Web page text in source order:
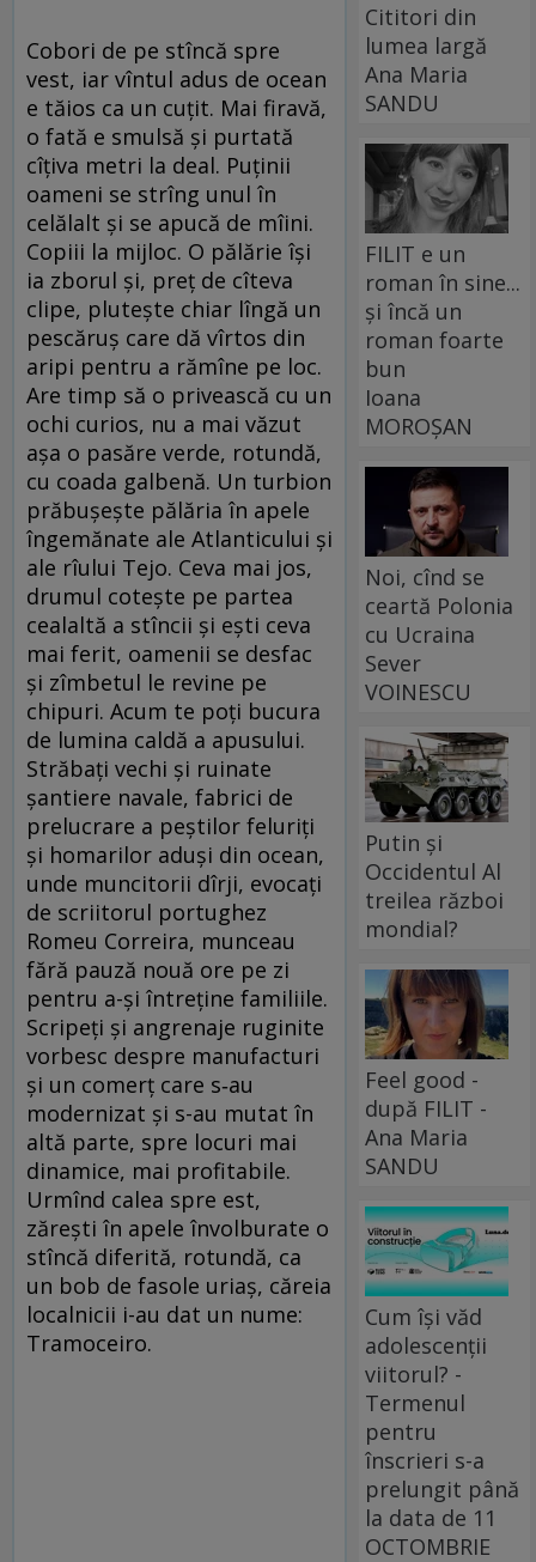
Cobori de pe stîncă spre
vest, iar vîntul adus de ocean
e tăios ca un cuțit. Mai firavă,
o fată e smulsă și purtată
cîțiva metri la deal. Puținii
oameni se strîng unul în
celălalt și se apucă de mîini.
Copiii la mijloc. O pălărie își
ia zborul și, preț de cîteva
clipe, plutește chiar lîngă un
pescăruș care dă vîrtos din
aripi pentru a rămîne pe loc.
Are timp să o privească cu un
ochi curios, nu a mai văzut
așa o pasăre verde, rotundă,
cu coada galbenă. Un turbion
prăbușește pălăria în apele
îngemănate ale Atlanticului și
ale rîului Tejo. Ceva mai jos,
drumul cotește pe partea
cealaltă a stîncii și ești ceva
mai ferit, oamenii se desfac
și zîmbetul le revine pe
chipuri. Acum te poți bucura
de lumina caldă a apusului.
Străbați vechi și ruinate
șantiere navale, fabrici de
prelucrare a peștilor feluriți
și homarilor aduși din ocean,
unde muncitorii dîrji, evocați
de scriitorul portughez
Romeu Correira, munceau
fără pauză nouă ore pe zi
pentru a-și întreține familiile.
Scripeți și angrenaje ruginite
vorbesc despre manufacturi
și un comerț care s‑au
modernizat și s-au mutat în
altă parte, spre locuri mai
dinamice, mai profitabile.
Urmînd calea spre est,
zărești în apele învolburate o
stîncă diferită, rotundă, ca
un bob de fasole uriaș, căreia
localnicii i-au dat un nume:
Tramoceiro.
Cititori din
lumea largă
Ana Maria
SANDU
FILIT e un
roman în sine...
și încă un
roman foarte
bun
Ioana
MOROȘAN
Noi, cînd se
ceartă Polonia
cu Ucraina
Sever
VOINESCU
Putin și
Occidentul Al
treilea război
mondial?
Feel good -
după FILIT -
Ana Maria
SANDU
Cum își văd
adolescenții
viitorul? -
Termenul
pentru
înscrieri s-a
prelungit până
la data de 11
OCTOMBRIE